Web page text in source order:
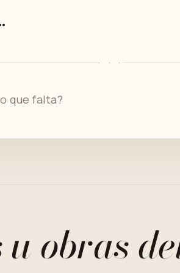
· · ·
que falta?
obras